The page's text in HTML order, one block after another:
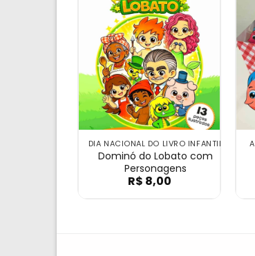
DIA NACIONAL DO LIVRO INFANTIL
Dominó do Lobato com
Personagens
Dominó do
R$ 8,00